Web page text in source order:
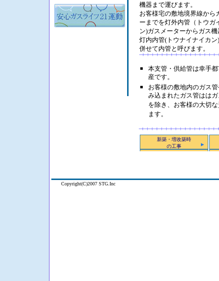
機器まで運びます。
お客様宅の敷地境界線から
ーまでを灯外内管（トウガ
ン)ガスメーターからガス
灯内内管(トウナイナイカン
併せて内管と呼びます。
本支管・供給管は幸手
産です。
お客様の敷地内のガス
み込まれたガス管はは
を除き、お客様の大切
ます。
新築・増改築時
の工事
Copyright(C)2007